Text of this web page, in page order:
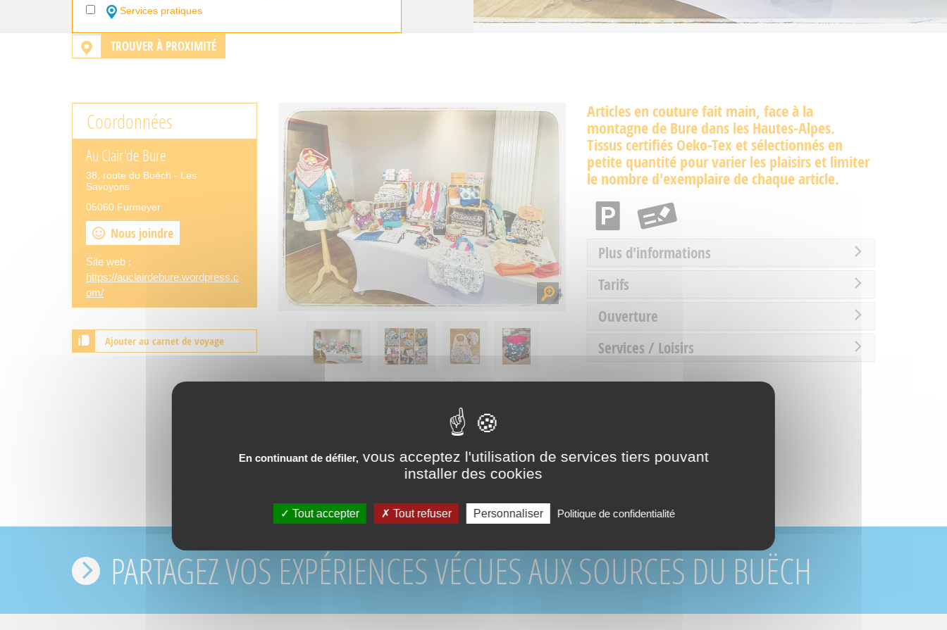
TROUVER À PROXIMITÉ
Services pratiques
Coordonnées
Au Clair'de Bure
38, route du Buëch - Les
Savoyons
05060 Furmeyer
Nous joindre
Site web :
https://auclairdebure.wordpress.c
om/
Ajouter au carnet de voyage
Articles en couture fait main, face à la
montagne de Bure dans les Hautes-Alpes.
Tissus certifiés Oeko-Tex et sélectionnés en
petite quantité pour varier les plaisirs et limiter
le nombre d'exemplaire de chaque article.
Plus d'informations
Tarifs
Ouverture
Services / Loisirs
PARTAGEZ VOS EXPÉRIENCES VÉCUES AUX SOURCES DU BUËCH
En continuant de défiler,vous acceptez l'utilisation de services tiers pouvant
installer des cookies
Tout accepter Tout refuser Personnaliser Politique de confidentialité